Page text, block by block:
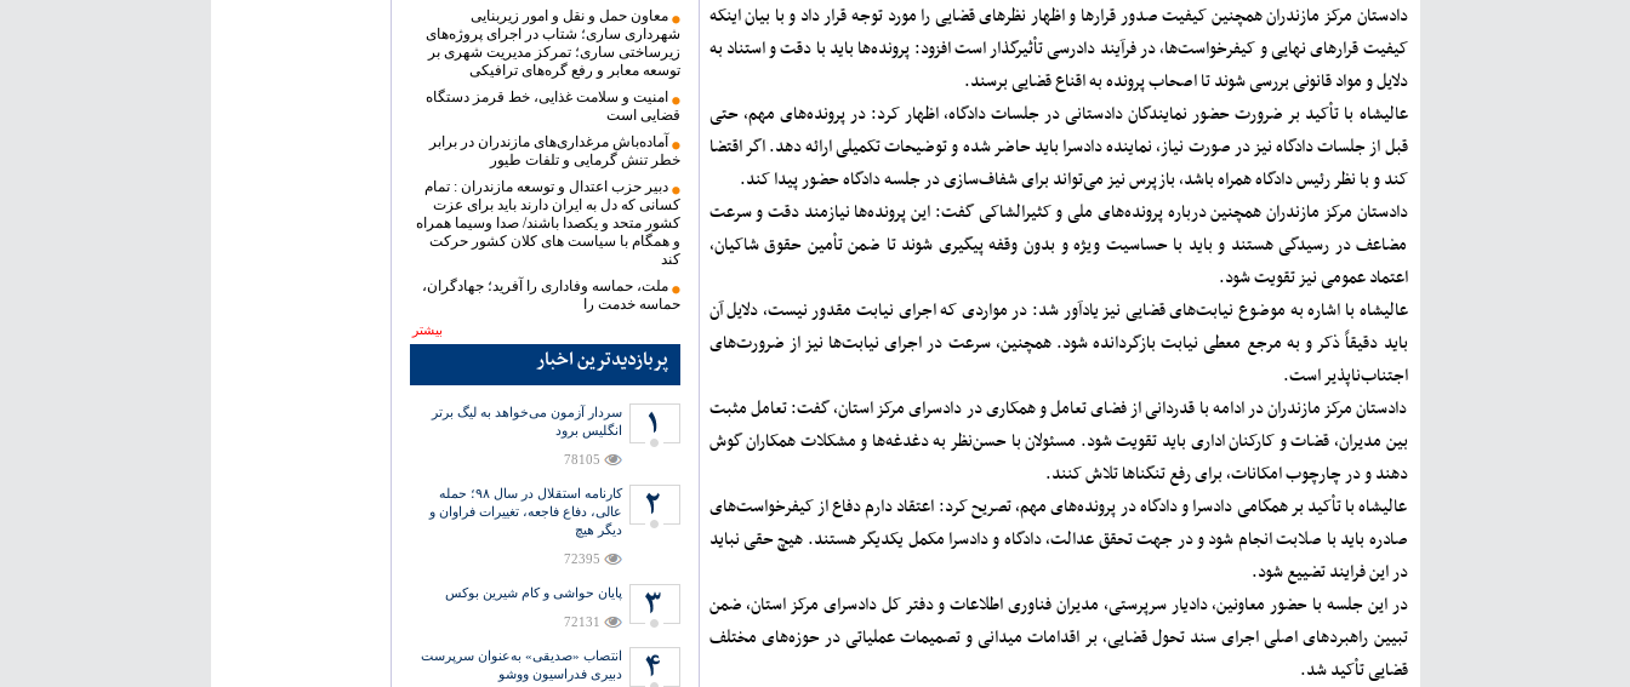
دادستان مرکز مازندران همچنین کیفیت صدور قرارها و اظهار نظرهای قضایی را مورد توجه قرار داد و با بیان اینکه
کیفیت قرارهای نهایی و کیفرخواست‌ها، در فرآیند دادرسی تأثیرگذار است افزود: پرونده‌ها باید با دقت و استناد به
دلایل و مواد قانونی بررسی شوند تا اصحاب پرونده به اقناع قضایی برسند.
عالیشاه با تأکید بر ضرورت حضور نمایندگان دادستانی در جلسات دادگاه، اظهار کرد: در پرونده‌های مهم، حتی
قبل از جلسات دادگاه نیز در صورت نیاز، نماینده دادسرا باید حاضر شده و توضیحات تکمیلی ارائه دهد. اگر اقتضا
کند و با نظر رئیس دادگاه همراه باشد، بازپرس نیز می‌تواند برای شفاف‌سازی در جلسه دادگاه حضور پیدا کند.
دادستان مرکز مازندران همچنین درباره پرونده‌های ملی و کثیرالشاکی گفت: این پرونده‌ها نیازمند دقت و سرعت
مضاعف در رسیدگی هستند و باید با حساسیت ویژه و بدون وقفه پیگیری شوند تا ضمن تأمین حقوق شاکیان،
اعتماد عمومی نیز تقویت شود.
عالیشاه با اشاره به موضوع نیابت‌های قضایی نیز یادآور شد: در مواردی که اجرای نیابت مقدور نیست، دلایل آن
باید دقیقاً ذکر و به مرجع معطی نیابت بازگردانده شود. همچنین، سرعت در اجرای نیابت‌ها نیز از ضرورت‌های
اجتناب‌ناپذیر است.
دادستان مرکز مازندران در ادامه با قدردانی از فضای تعامل و همکاری در دادسرای مرکز استان، گفت: تعامل مثبت
بین مدیران، قضات و کارکنان اداری باید تقویت شود. مسئولان با حسن‌نظر به دغدغه‌ها و مشکلات همکاران گوش
دهند و در چارچوب امکانات، برای رفع تنگناها تلاش کنند.
عالیشاه با تأکید بر همگامی دادسرا و دادگاه در پرونده‌های مهم، تصریح کرد: اعتقاد دارم دفاع از کیفرخواست‌های
صادره باید با صلابت انجام شود و در جهت تحقق عدالت، دادگاه و دادسرا مکمل یکدیگر هستند. هیچ حقی نباید
در این فرایند تضییع شود.
در این جلسه با حضور معاونین، دادیار سرپرستی، مدیران فناوری اطلاعات و دفتر کل دادسرای مرکز استان، ضمن
تبیین راهبردهای اصلی اجرای سند تحول قضایی، بر اقدامات میدانی و تصمیمات عملیاتی در حوزه‌های مختلف
قضایی تأکید شد.
معاون حمل و نقل و امور زیربنایی
شهرداری ساری؛ شتاب در اجرای پروژه‌های
زیرساختی ساری؛ تمرکز مدیریت شهری بر
توسعه معابر و رفع گره‌های ترافیکی
امنیت و سلامت غذایی، خط قرمز دستگاه
قضایی است
آماده‌باش مرغداری‌های مازندران در برابر
خطر تنش گرمایی و تلفات طیور
دبیر حزب اعتدال و توسعه مازندران : تمام
کسانی که دل به ایران دارند باید برای عزت
کشور متحد و یکصدا باشند/ صدا وسیما همراه
و همگام با سیاست های کلان کشور حرکت
کند
ملت، حماسه وفاداری را آفرید؛ جهادگران،
حماسه خدمت را
بیشتر
پربازدیدترین اخبار
سردار آزمون می‌خواهد به لیگ برتر
انگلیس برود
78105
کارنامه استقلال در سال ۹۸؛ حمله
عالی، دفاع فاجعه، تغییرات فراوان و
دیگر هیچ
72395
پایان حواشی و کام شیرین بوکس
72131
انتصاب «صدیقی» به‌عنوان سرپرست
دبیری فدراسیون ووشو